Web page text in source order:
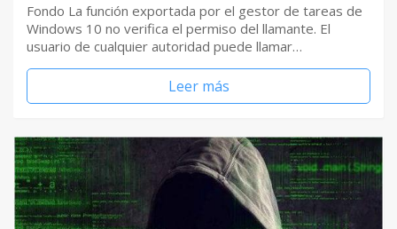
Fondo La función exportada por el gestor de tareas de
Windows 10 no verifica el permiso del llamante. El
usuario de cualquier autoridad puede llamar…
Leer más